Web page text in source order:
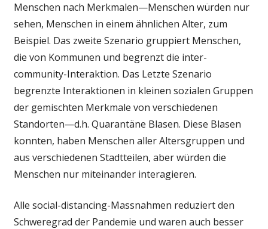
Menschen nach Merkmalen—Menschen würden nur
sehen, Menschen in einem ähnlichen Alter, zum
Beispiel. Das zweite Szenario gruppiert Menschen,
die von Kommunen und begrenzt die inter-
community-Interaktion. Das Letzte Szenario
begrenzte Interaktionen in kleinen sozialen Gruppen
der gemischten Merkmale von verschiedenen
Standorten—d.h. Quarantäne Blasen. Diese Blasen
konnten, haben Menschen aller Altersgruppen und
aus verschiedenen Stadtteilen, aber würden die
Menschen nur miteinander interagieren.
Alle social-distancing-Massnahmen reduziert den
Schweregrad der Pandemie und waren auch besser